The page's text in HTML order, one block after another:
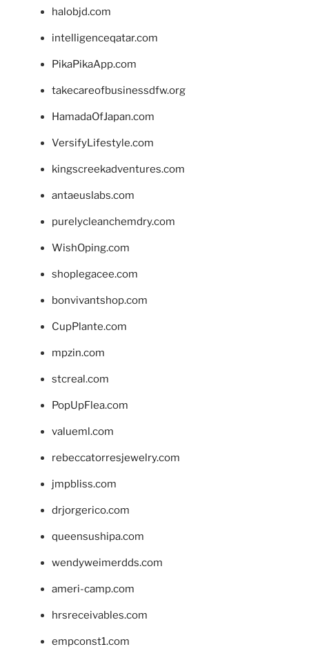
halobjd.com
intelligenceqatar.com
PikaPikaApp.com
takecareofbusinessdfw.org
HamadaOfJapan.com
VersifyLifestyle.com
kingscreekadventures.com
antaeuslabs.com
purelycleanchemdry.com
WishOping.com
shoplegacee.com
bonvivantshop.com
CupPlante.com
mpzin.com
stcreal.com
PopUpFlea.com
valueml.com
rebeccatorresjewelry.com
jmpbliss.com
drjorgerico.com
queensushipa.com
wendyweimerdds.com
ameri-camp.com
hrsreceivables.com
empconst1.com